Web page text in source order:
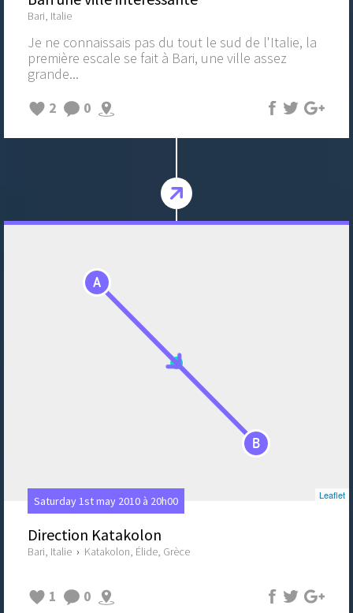
Bari, Italie
Je ne connaissais pas du tout le sud de l'Italie, la
première escale se fait à Bari, une ville assez
grande...
2
0
A
B
Leaflet
Saturday 1st may 2010 à 20h00
Direction Katakolon
Bari, Italie › Katakolon, Élide, Grèce
1 0